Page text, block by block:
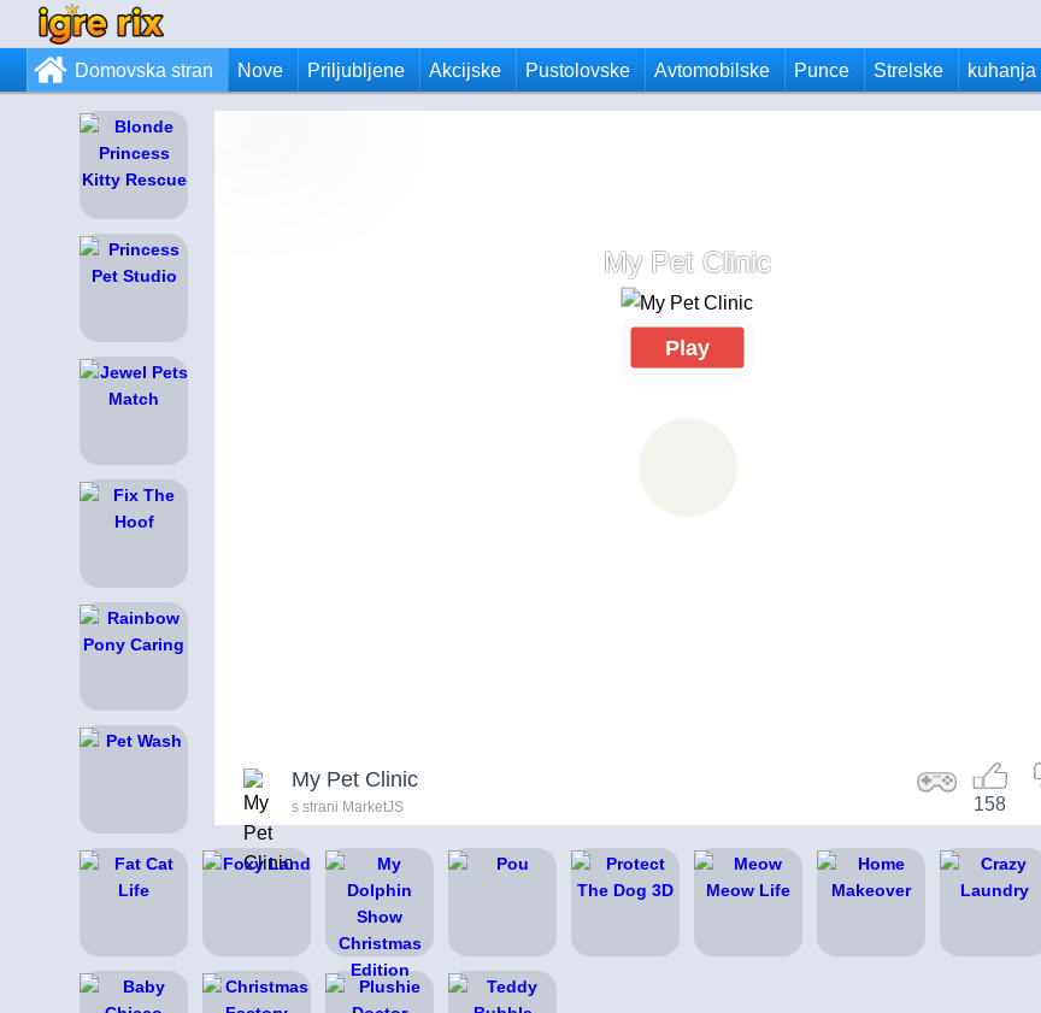
Domovska stran Nove Priljubljene Akcijske Pustolovske Avtomobilske Punce Strelske kuhanja
My Pet Clinic
Play
My Pet Clinic
s strani MarketJS 158